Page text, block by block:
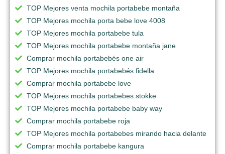
TOP Mejores venta mochila portabebe montaña
TOP Mejores mochila porta bebe love 4008
TOP Mejores mochila portabebe tula
TOP Mejores mochila portabebe montaña jane
Comprar mochila portabebés one air
TOP Mejores mochila portabebés fidella
Comprar mochila portabebe love
TOP Mejores mochila portabebes stokke
TOP Mejores mochila portabebe baby way
Comprar mochila portabebe roja
TOP Mejores mochila portabebes mirando hacia delante
Comprar mochila portabebe kangura